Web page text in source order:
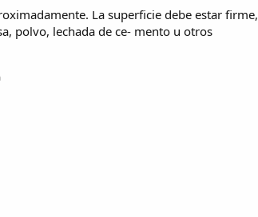
La superficie debe estar firme,
polvo, lechada de ce- mento u otros